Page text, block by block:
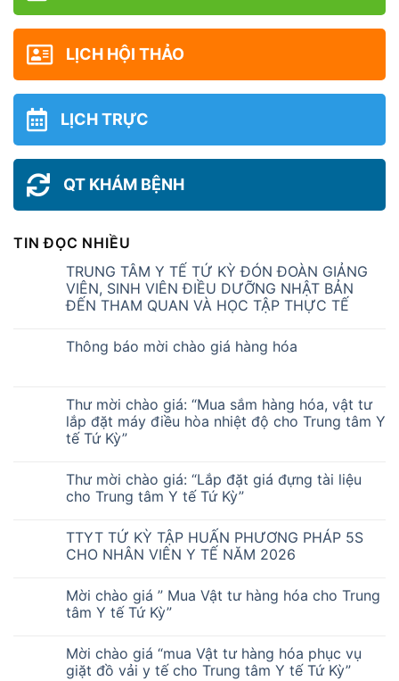
LỊCH HỘI THẢO
LỊCH TRỰC
QT KHÁM BỆNH
TIN ĐỌC NHIỀU
TRUNG TÂM Y TẾ TỨ KỲ ĐÓN ĐOÀN GIẢNG
VIÊN, SINH VIÊN ĐIỀU DƯỠNG NHẬT BẢN
ĐẾN THAM QUAN VÀ HỌC TẬP THỰC TẾ
Thông báo mời chào giá hàng hóa
Thư mời chào giá: “Mua sắm hàng hóa, vật tư
lắp đặt máy điều hòa nhiệt độ cho Trung tâm Y
tế Tứ Kỳ”
Thư mời chào giá: “Lắp đặt giá đựng tài liệu
cho Trung tâm Y tế Tứ Kỳ”
TTYT TỨ KỲ TẬP HUẤN PHƯƠNG PHÁP 5S
CHO NHÂN VIÊN Y TẾ NĂM 2026
Mời chào giá ” Mua Vật tư hàng hóa cho Trung
tâm Y tế Tứ Kỳ”
Mời chào giá “mua Vật tư hàng hóa phục vụ
giặt đồ vải y tế cho Trung tâm Y tế Tứ Kỳ”